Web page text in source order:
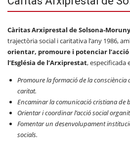
Càritas Arxiprestal de Solsona-
trajectòria social i caritativa l’any 1986,
orientar, promoure i potenciar
l’Església de l’Arxiprestat, especificada
Promoure la formació de la consciència
caritat.
Encaminar la comunicació cristiana de
Orientar i coordinar l’acció social
Fomentar un desenvolupament
socials.